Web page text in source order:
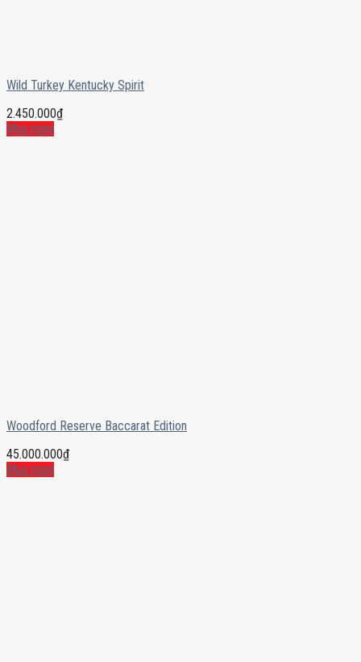
Wild Turkey Kentucky Spirit
2.450.000₫
Mua ngay
Woodford Reserve Baccarat Edition
45.000.000₫
Mua ngay